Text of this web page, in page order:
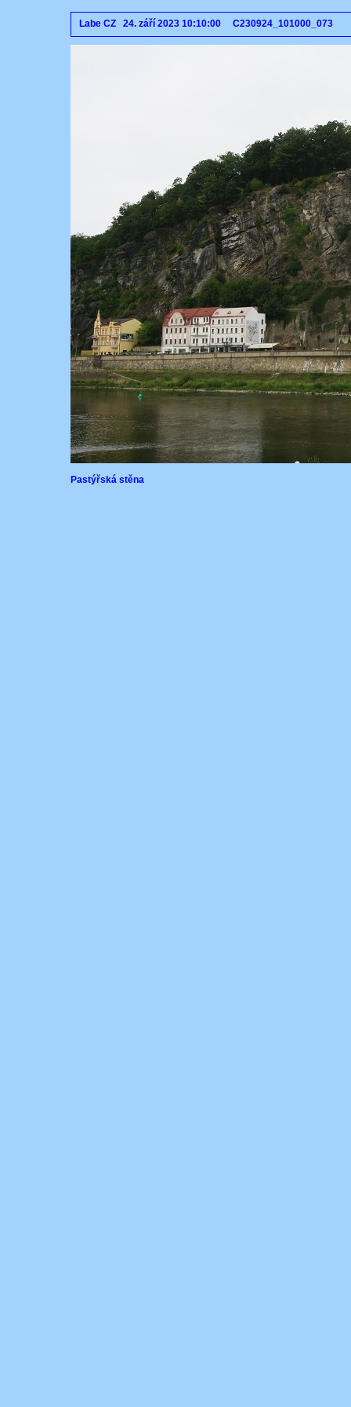
Labe CZ 24. září 2023 10:10:00 C230924_101000_073
Pastýřská stěna